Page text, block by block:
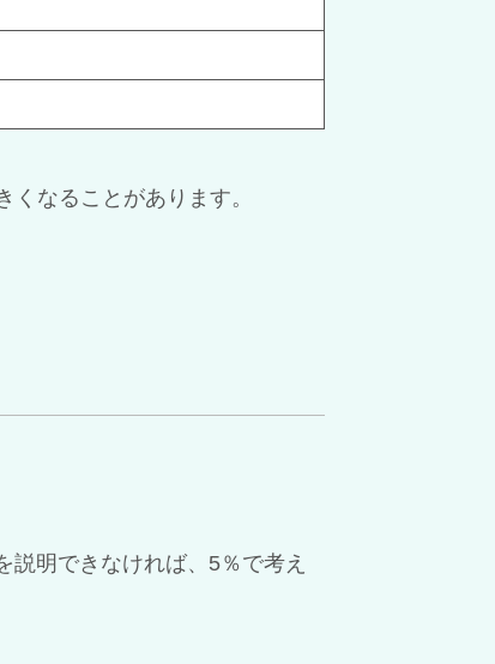
なることがあります。
明できなければ、5％で考え